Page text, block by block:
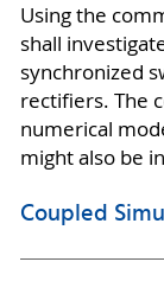
Using the
shall
synchronized
rectifiers. The
numerical
might also be
Coupled